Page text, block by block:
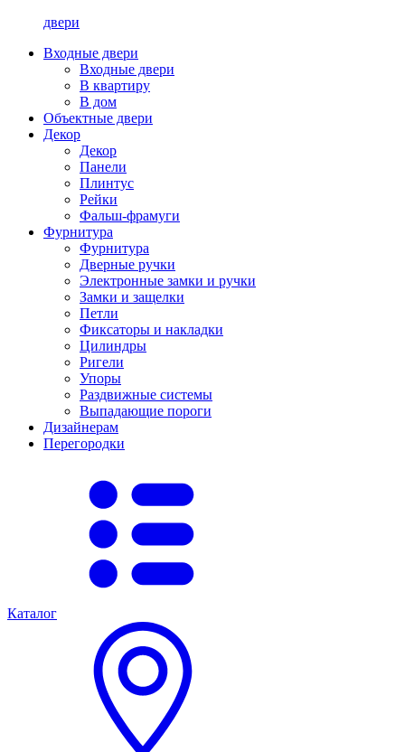
двери
Входные двери
Входные двери
В квартиру
В дом
Объектные двери
Декор
Декор
Панели
Плинтус
Рейки
Фальш-фрамуги
Фурнитура
Фурнитура
Дверные ручки
Электронные замки и ручки
Замки и защелки
Петли
Фиксаторы и накладки
Цилиндры
Ригели
Упоры
Раздвижные системы
Выпадающие пороги
Дизайнерам
Перегородки
Каталог